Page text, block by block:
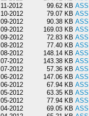
11-2012 99.62 KB
10-2012 79.07 KB
09-2012 90.38 KB
09-2012 169.03 KB
09-2012 72.83 KB
08-2012 77.40 KB
08-2012 148.14 KB
07-2012 143.38 KB
07-2012 57.36 KB
06-2012 147.06 KB
06-2012 67.94 KB
05-2012 63.35 KB
05-2012 77.94 KB
04-2012 69.05 KB